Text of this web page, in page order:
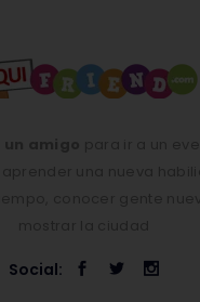
Social: